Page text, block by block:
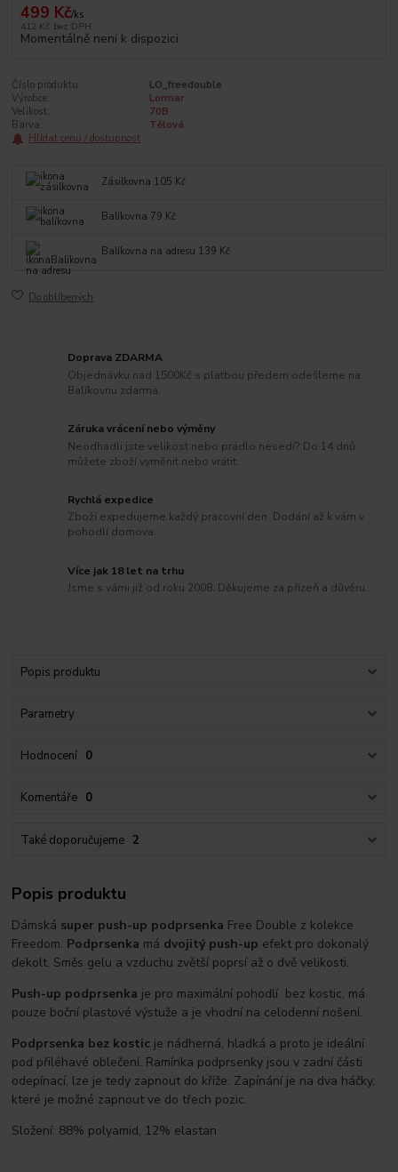
499 Kč/ks
412 Kč bez DPH
Momentálně není k dispozici
Číslo produktu:
LO_freedouble
Výrobce:
Lormar
Velikost:
70B
Barva:
Tělová
Hlídat cenu / dostupnost
Zásilkovna 105 Kč
Balíkovna 79 Kč
Balíkovna na adresu 139 Kč
Do oblíbených
Doprava ZDARMA
Objednávku nad 1500Kč s platbou předem odešleme na
Balíkovnu zdarma.
Záruka vrácení nebo výměny
Neodhadli jste velikost nebo prádlo nesedí? Do 14 dnů
můžete zboží vyměnit nebo vrátit.
Rychlá expedice
Zboží expedujeme každý pracovní den. Dodání až k vám v
pohodlí domova.
Více jak 18 let na trhu
Jsme s vámi již od roku 2008. Děkujeme za přízeň a důvěru.
Popis produktu
Parametry
Hodnocení 0
Komentáře 0
Také doporučujeme 2
Popis produktu
Dámská super push-up podprsenka Free Double z kolekce
Freedom. Podprsenka má dvojitý push-up efekt pro dokonalý
dekolt. Směs gelu a vzduchu zvětší poprsí až o dvě velikosti.
Push-up podprsenka je pro maximální pohodlí bez kostic, má
pouze boční plastové výstuže a je vhodní na celodenní nošení.
Podprsenka bez kostic je nádherná, hladká a proto je ideální
pod přiléhavé oblečení. Ramínka podprsenky jsou v zadní části
odepínací, lze je tedy zapnout do kříže. Zapínání je na dva háčky,
které je možné zapnout ve do třech pozic.
Složení: 88% polyamid, 12% elastan